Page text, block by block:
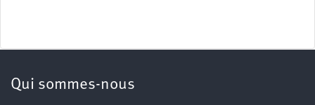
Qui sommes-nous